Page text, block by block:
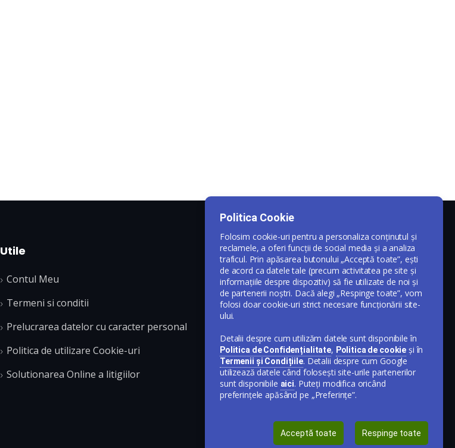
Utile
Contul Meu
Termeni si conditii
Prelucrarea datelor cu caracter personal
Politica de utilizare Cookie-uri
Solutionarea Online a litigiilor
Politica Cookie
Folosim cookie-uri pentru a personaliza conținutul și
reclamele, a oferi funcții de social media și a analiza
traficul. Prin apăsarea butonului „Acceptă toate”, ești
de acord ca datele tale (precum activitatea pe site și
informațiile despre dispozitiv) să fie utilizate de noi și
de partenerii noștri. Dacă alegi „Respinge toate”, vom
folosi doar cookie-uri strict necesare funcționării site-
ului.
Detalii despre cum utilizăm datele sunt disponibile în
Politica de Confidențialitate, Politica de cookie și în
Termenii și Condițiile. Detalii despre cum Google
utilizează datele când folosești site-urile partenerilor
sunt disponibile aici. Puteți modifica oricând
preferințele apăsând pe „Preferințe”.
Acceptă toate Respinge toate